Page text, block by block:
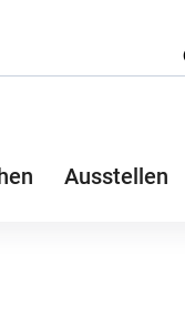
Ausstellen